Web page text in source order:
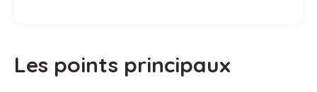
Les points principaux